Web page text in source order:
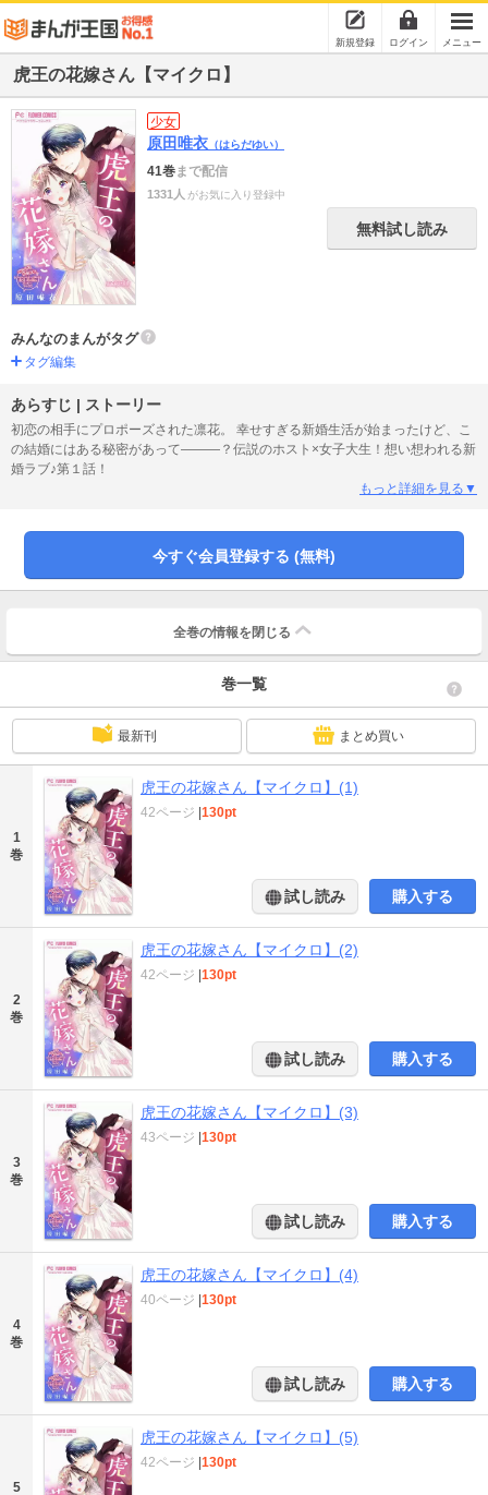
新規登録 ログイン メニュー
虎王の花嫁さん【マイクロ】
少女
原田唯衣 （はらだゆい）
41巻まで配信
1331人 がお気に入り登録中
無料試し読み
みんなのまんがタグ
タグ編集
あらすじ | ストーリー
初恋の相手にプロポーズされた凛花。 幸せすぎる新婚生活が始まったけど、こ
の結婚にはある秘密があって―――？伝説のホスト×女子大生！想い想われる新
婚ラブ♪第１話！
もっと詳細を見る▼
今すぐ会員登録する (無料)
全巻の情報を 閉じる
巻一覧
最新刊 まとめ買い
1
巻
虎王の花嫁さん【マイクロ】(1)
42ページ |130pt
試し読み 購入する
2
巻
虎王の花嫁さん【マイクロ】(2)
42ページ |130pt
試し読み 購入する
3
巻
虎王の花嫁さん【マイクロ】(3)
43ページ |130pt
試し読み 購入する
4
巻
虎王の花嫁さん【マイクロ】(4)
40ページ |130pt
試し読み 購入する
5
虎王の花嫁さん【マイクロ】(5)
42ページ |130pt